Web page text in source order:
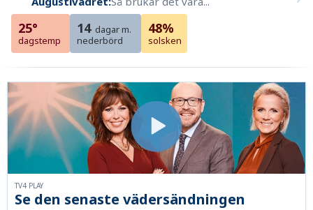
25°
dagstemp
14 dagar m.
nederbörd
48%
solsken
Se den senaste vädersändningen
TV4 PLAY